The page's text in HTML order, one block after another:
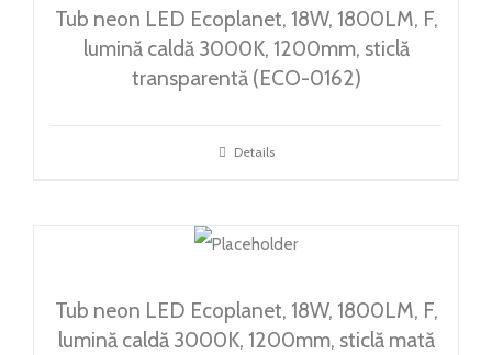
Tub neon LED Ecoplanet, 18W, 1800LM, F,
lumină caldă 3000K, 1200mm, sticlă
transparentă (ECO-0162)
Details
Tub neon LED Ecoplanet, 18W, 1800LM, F,
lumină caldă 3000K, 1200mm, sticlă mată